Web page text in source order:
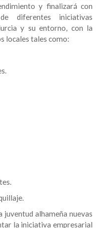
y finalizará con
diferentes iniciativas
y su entorno, con la
locales tales como:
juventud alhameña nuevas
la iniciativa empresarial